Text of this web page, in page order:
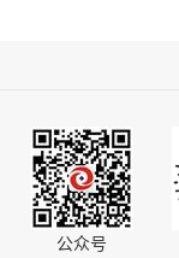
公众号